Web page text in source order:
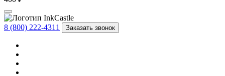
8 (800) 222-4311 Заказать звонок